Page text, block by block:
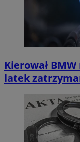
Kierował
latek